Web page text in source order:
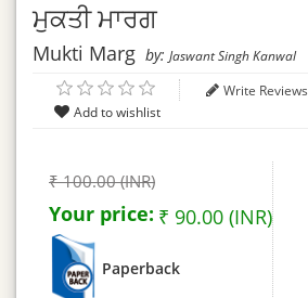
ਮੁਕਤੀ ਮਾਰਗ
Mukti Marg by: Jaswant Singh Kanwal
Write Reviews
₹ 100.00 (INR)
Your price: ₹ 90.00 (INR)
Paperback